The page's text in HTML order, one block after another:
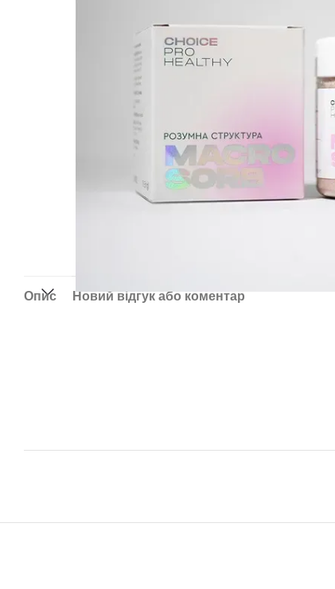
Опис Новий відгук або коментар